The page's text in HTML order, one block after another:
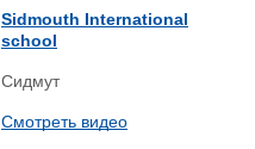
Sidmouth International
school
Сидмут
Смотреть видео